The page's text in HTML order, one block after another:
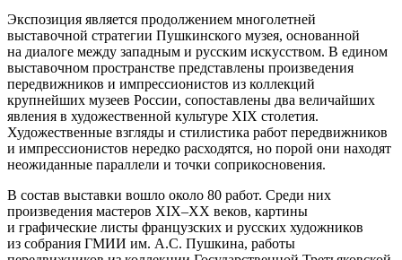
Экспозиция является продолжением многолетней
выставочной стратегии Пушкинского музея, основанной
на диалоге между западным и русским искусством. В едином
выставочном пространстве представлены произведения
передвижников и импрессионистов из коллекций
крупнейших музеев России, сопоставлены два величайших
явления в художественной культуре XIX столетия.
Художественные взгляды и стилистика работ передвижников
и импрессионистов нередко расходятся, но порой они находят
неожиданные параллели и точки соприкосновения.
В состав выставки вошло около 80 работ. Среди них
произведения мастеров XIX–XX веков, картины
и графические листы французских и русских художников
из собрания ГМИИ им. А.С. Пушкина, работы